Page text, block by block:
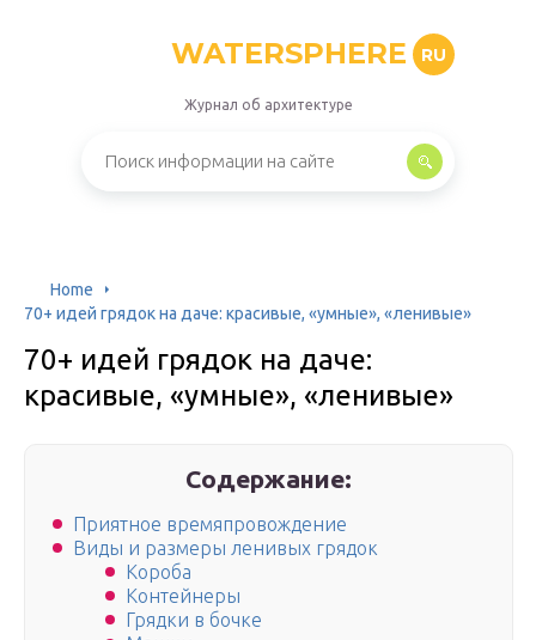
WATERSPHERE RU
Журнал об архитектуре
Home
70+ идей грядок на даче: красивые, «умные», «ленивые»
70+ идей грядок на даче:
красивые, «умные», «ленивые»
Содержание:
Приятное времяпровождение
Виды и размеры ленивых грядок
Короба
Контейнеры
Грядки в бочке